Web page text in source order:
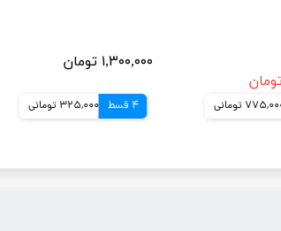
۱,۳۰۰,۰۰۰ تومان
4 قسط 325,000 تومانی تومانی